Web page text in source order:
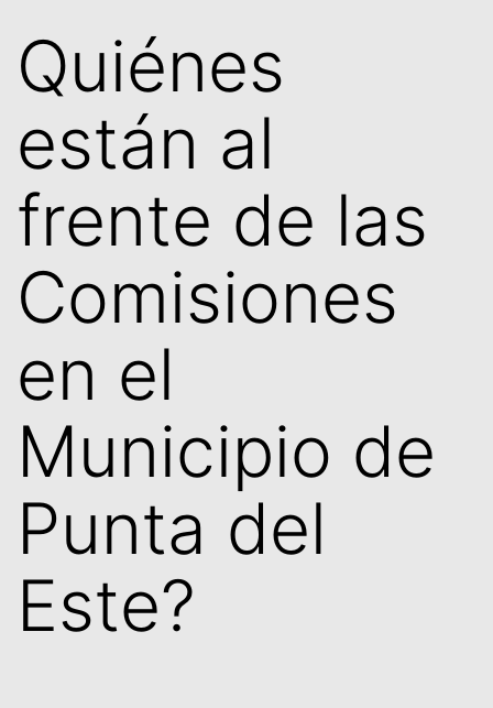
Quiénes
están al
frente de las
Comisiones
en el
Municipio de
Punta del
Este?